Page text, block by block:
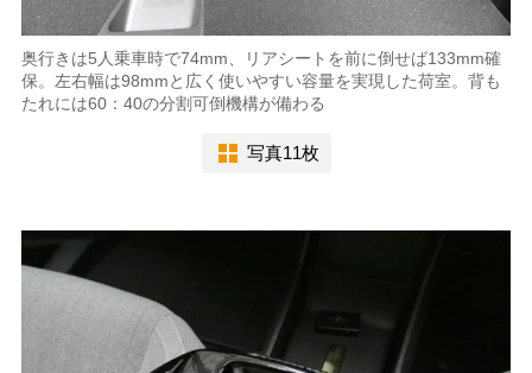
奥行きは5人乗車時で74mm、リアシートを前に倒せば133mm確
保。左右幅は98mmと広く使いやすい容量を実現した荷室。背も
たれには60：40の分割可倒機構が備わる
写真11枚